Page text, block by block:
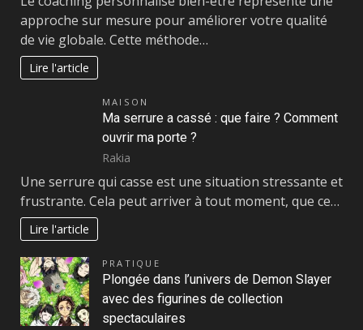
approche sur mesure pour améliorer votre qualité
de vie globale. Cette méthode…
Lire l'article
MAISON
Ma serrure a cassé : que faire ? Comment
ouvrir ma porte ?
Rakia
Une serrure qui casse est une situation stressante et
frustrante. Cela peut arriver à tout moment, que ce…
Lire l'article
PRATIQUE
Plongée dans l’univers de Demon Slayer
avec des figurines de collection
spectaculaires